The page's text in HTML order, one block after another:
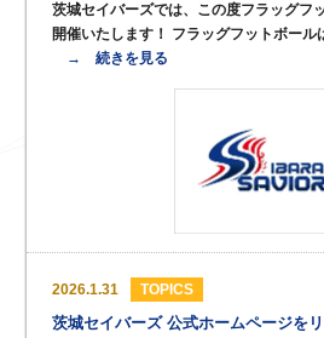
茨城セイバーズでは、この度フラッグフ
開催いたします！ フラッグフットボー
→ 続きを見る
2026.1.31 TOPICS
茨城セイバーズ 公式ホームページを